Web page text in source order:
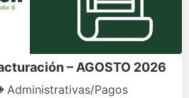
– AGOSTO 2026
Administrativas/Pagos